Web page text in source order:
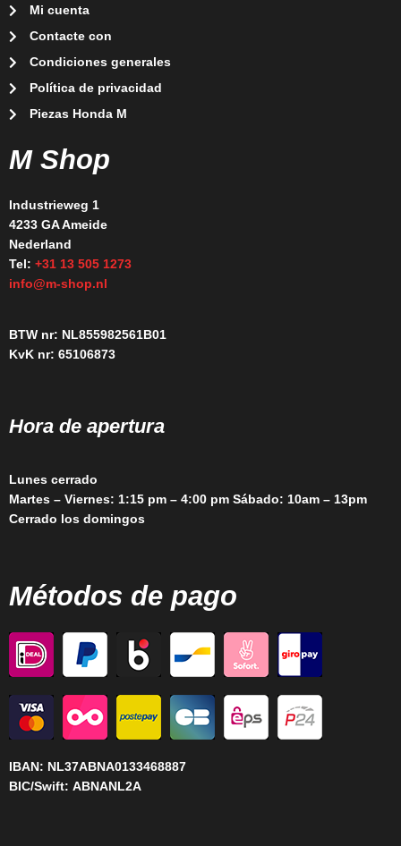
Mi cuenta
Contacte con
Condiciones generales
Política de privacidad
Piezas Honda M
M Shop
Industrieweg 1
4233 GA Ameide
Nederland
Tel: +31 13 505 1273
info@m-shop.nl
BTW nr: NL855982561B01
KvK nr: 65106873
Hora de apertura
Lunes cerrado
Martes – Viernes: 1:15 pm – 4:00 pm Sábado: 10am – 13pm
Cerrado los domingos
Métodos de pago
IBAN: NL37ABNA0133468887
BIC/Swift: ABNANL2A